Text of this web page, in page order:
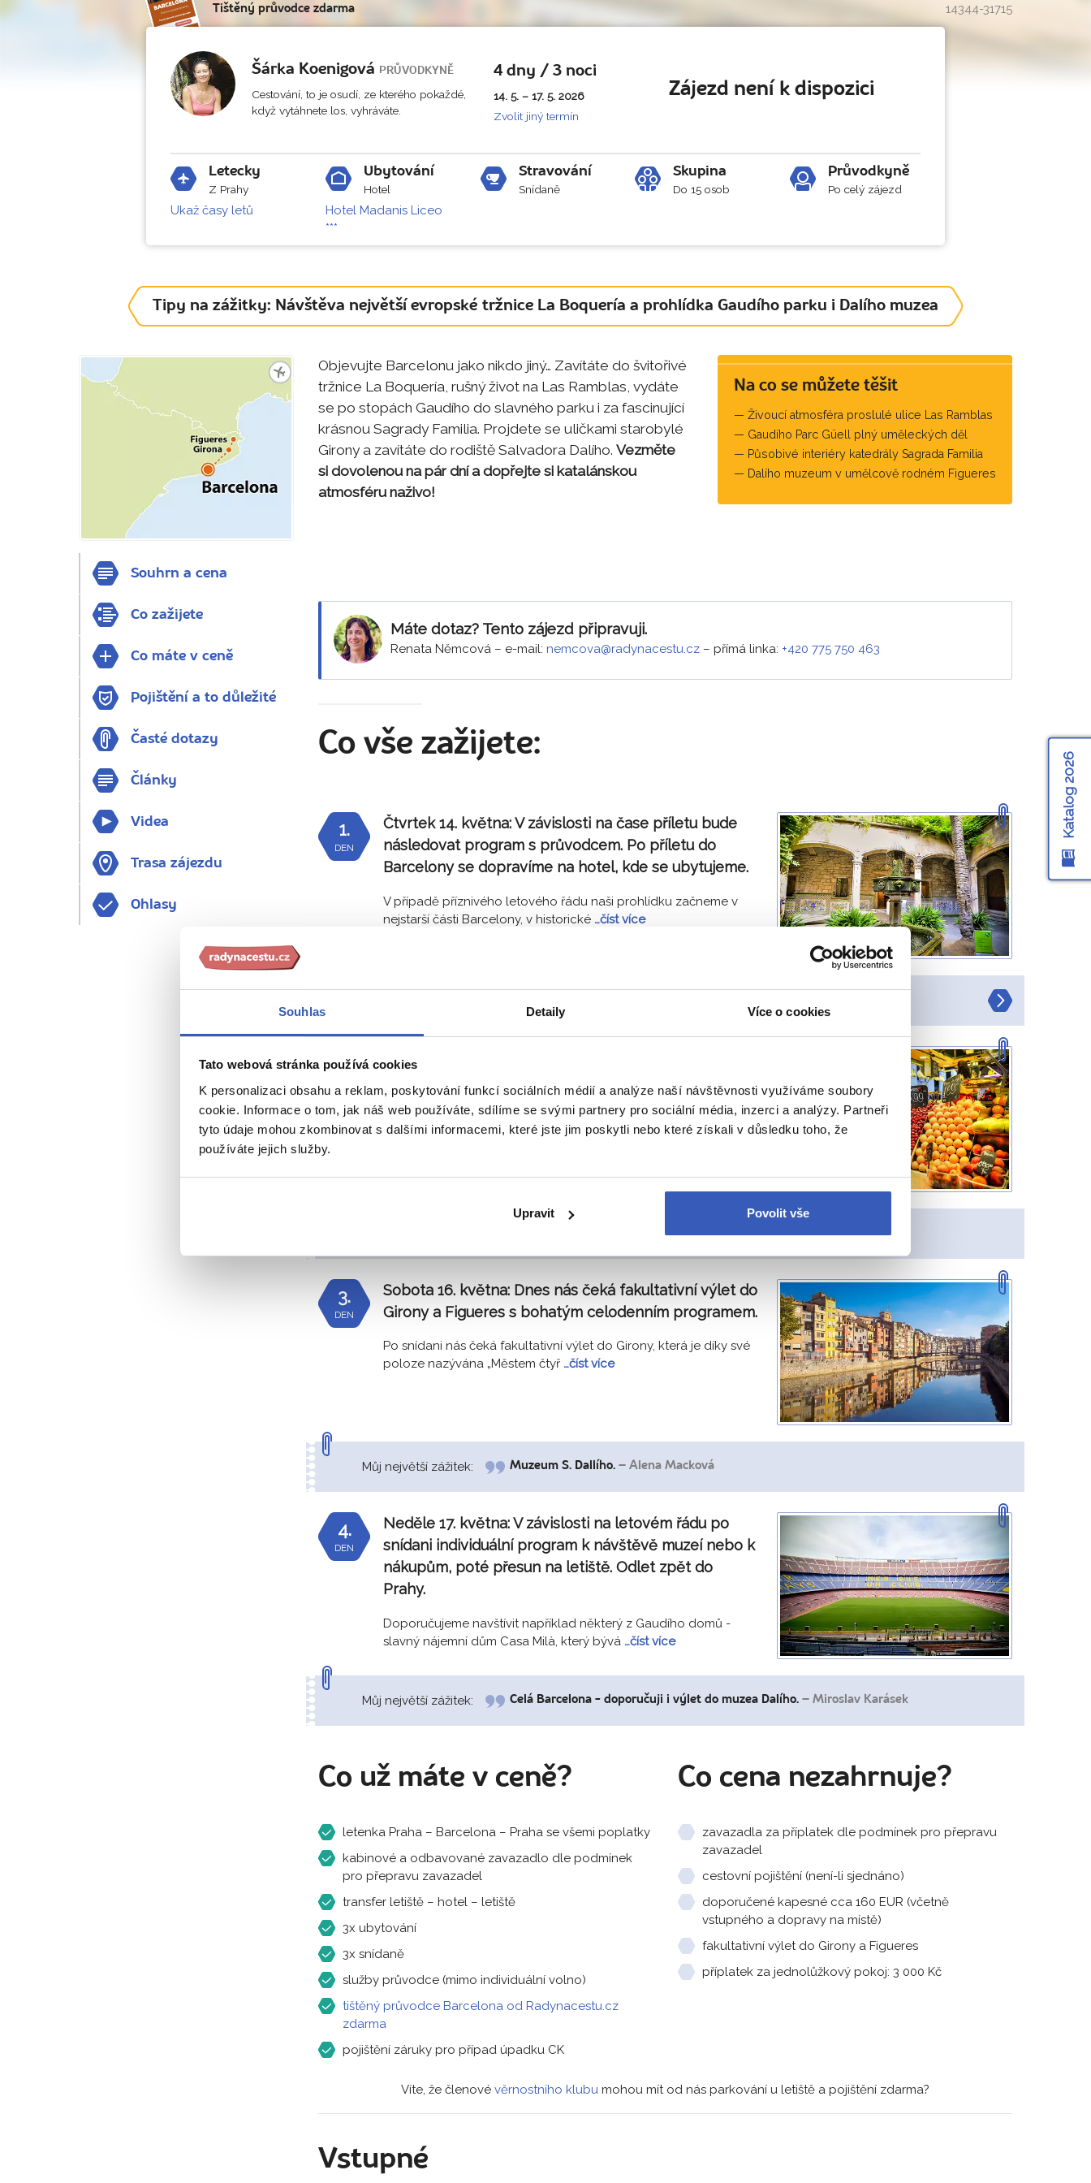
Souhlas Detaily Více o cookies
Tato webová stránka používá cookies
K personalizaci obsahu a reklam, poskytování funkcí sociálních médií a analýze naší návštěvnosti využíváme soubory
cookie. Informace o tom, jak náš web používáte, sdílíme se svými partnery pro sociální média, inzerci a analýzy. Partneři
tyto údaje mohou zkombinovat s dalšími informacemi, které jste jim poskytli nebo které získali v důsledku toho, že
používáte jejich služby.
Upravit Povolit vše
14344-31715
Tištěný průvodce zdarma
Šárka Koenigová PRŮVODKYNĚ
Cestování, to je osudí, ze kterého pokaždé,
když vytáhnete los, vyhráváte.
4 dny / 3 noci
14. 5. – 17. 5. 2026
Zvolit jiný termín
Zájezd není k dispozici
Letecky
Z Prahy
Ukaž časy letů
Ubytování
Hotel
Hotel Madanis Liceo
***
Stravování
Snídaně
Skupina
Do 15 osob
Průvodkyně
Po celý zájezd
Tipy na zážitky: Návštěva největší evropské tržnice La Boquería a prohlídka Gaudího parku i Dalího muzea
Objevujte Barcelonu jako nikdo jiný… Zavítáte do švitořivé
tržnice La Boquería, rušný život na Las Ramblas, vydáte
se po stopách Gaudího do slavného parku i za fascinující
krásnou Sagrady Familia. Projdete se uličkami starobylé
Girony a zavítáte do rodiště Salvadora Dalího. Vezměte
si dovolenou na pár dní a dopřejte si katalánskou
atmosféru naživo!
Na co se můžete těšit
Živoucí atmosféra proslulé ulice Las Ramblas
Gaudího Parc Güell plný uměleckých děl
Působivé interiéry katedrály Sagrada Familia
Dalího muzeum v umělcově rodném Figueres
Souhrn a cena
Co zažijete
Co máte v ceně
Pojištění a to důležité
Časté dotazy
Články
Videa
Trasa zájezdu
Ohlasy
Máte dotaz? Tento zájezd připravuji.
Renata Němcová – e-mail: nemcova@radynacestu.cz – přímá linka: +420 775 750 463
Co vše zažijete:
1.
DEN
Čtvrtek 14. května:V závislosti na čase příletu bude
následovat program s průvodcem. Po příletu do
Barcelony se dopravíme na hotel, kde se ubytujeme.
V případě příznivého letového řádu naši prohlídku začneme v
nejstarší části Barcelony, v historické …číst více
2. Pátek 15. května:
ikonickou katedrálu Sagrada Família.
Po snídani se vrátíme opět do centra města na nejznámější a
Muzeum Pabla Picassa, Casa Mila.– Soňa Špičková
3.
DEN
Sobota 16. května: Dnes nás čeká fakultativní výlet do
Girony a Figueres s bohatým celodenním programem.
Po snídani nás čeká fakultativní výlet do Girony, která je díky své
poloze nazývána „Městem čtyř …číst více
Můj největší zážitek: Muzeum S. Dallího. – Alena Macková
4.
DEN
Neděle 17. května:V závislosti na letovém řádu po
snídani individuální program k návštěvě muzeí nebo k
nákupům, poté přesun na letiště. Odlet zpět do
Prahy.
Doporučujeme navštívit například některý z Gaudího domů -
slavný nájemní dům Casa Milà, který bývá …číst více
Můj největší zážitek: Celá Barcelona - doporučuji i výlet do muzea Dalího. – Miroslav Karásek
Co už máte v ceně?
letenka Praha – Barcelona – Praha se všemi poplatky
kabinové a odbavované zavazadlo dle podmínek
pro přepravu zavazadel
transfer letiště – hotel – letiště
3x ubytování
3x snídaně
služby průvodce (mimo individuální volno)
tištěný průvodce Barcelona od Radynacestu.cz
zdarma
pojištění záruky pro případ úpadku CK
Co cena nezahrnuje?
zavazadla za příplatek dle podmínek pro přepravu
zavazadel
cestovní pojištění (není-li sjednáno)
doporučené kapesné cca 160 EUR (včetně
vstupného a dopravy na místě)
fakultativní výlet do Girony a Figueres
příplatek za jednolůžkový pokoj: 3 000 Kč
Víte, že členové věrnostního klubu mohou mít od nás parkování u letiště a pojištění zdarma?
Vstupné
Katalog 2026